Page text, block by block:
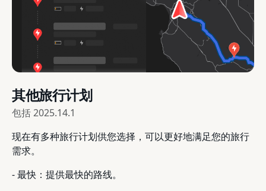
其他旅行计划
包括2025.14.1
现在有多种旅行计划供您选择，可以更好地满足您的旅行
需求。
- 最快：提供最快的路线。